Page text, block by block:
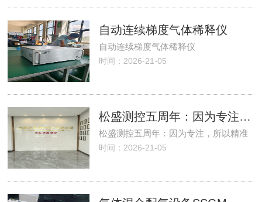
自动连续梯度气体稀释仪
自动连续梯度气体稀释仪
时间：2026-21-05
松盛测控五周年：因为专注，所以精准
松盛测控五周年：因为专注，所以精准
时间：2026-21-05